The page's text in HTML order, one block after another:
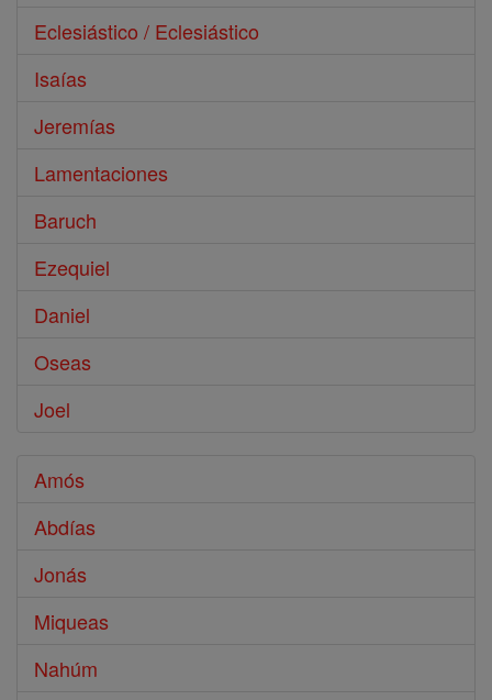
Eclesiástico / Eclesiástico
Isaías
Jeremías
Lamentaciones
Baruch
Ezequiel
Daniel
Oseas
Joel
Amós
Abdías
Jonás
Miqueas
Nahúm